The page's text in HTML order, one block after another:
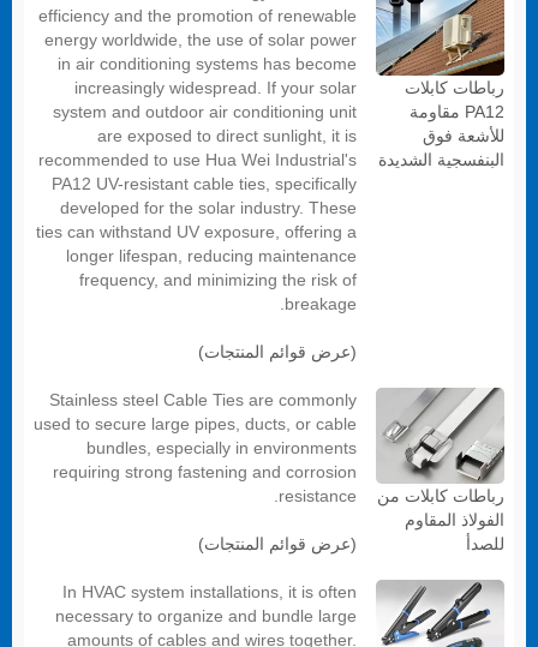
رباطات كابلات
PA12 مقاومة
للأشعة فوق
البنفسجية الشديدة
efficiency and the promotion of renewable
energy worldwide, the use of solar power
in air conditioning systems has become
increasingly widespread. If your solar
system and outdoor air conditioning unit
are exposed to direct sunlight, it is
recommended to use Hua Wei Industrial's
PA12 UV-resistant cable ties, specifically
developed for the solar industry. These
ties can withstand UV exposure, offering a
longer lifespan, reducing maintenance
frequency, and minimizing the risk of
breakage.
(عرض قوائم المنتجات)
رباطات كابلات من
الفولاذ المقاوم
للصدأ
Stainless steel Cable Ties are commonly
used to secure large pipes, ducts, or cable
bundles, especially in environments
requiring strong fastening and corrosion
resistance.
(عرض قوائم المنتجات)
In HVAC system installations, it is often
necessary to organize and bundle large
amounts of cables and wires together.